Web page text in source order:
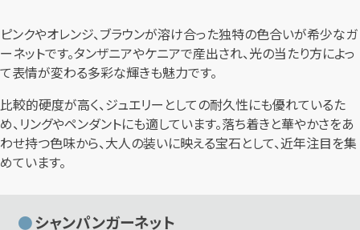
ピンクやオレンジ、ブラウンが溶け合った独特の色合いが希少なガ
ーネットです。タンザニアやケニアで産出され、光の当たり方によっ
て表情が変わる多彩な輝きも魅力です。
比較的硬度が高く、ジュエリーとしての耐久性にも優れているた
め、リングやペンダントにも適しています。落ち着きと華やかさをあ
わせ持つ色味から、大人の装いに映える宝石として、近年注目を集
めています。
シャンパンガーネット